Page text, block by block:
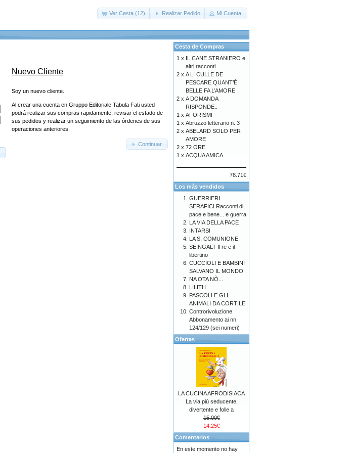
Ver Cesta (12) Realizar Pedido Mi Cuenta
Nuevo Cliente
Soy un nuevo cliente.
Al crear una cuenta en Gruppo Editoriale Tabula Fati usted
podrá realizar sus compras rapidamente, revisar el estado de
sus pedidos y realizar un seguimiento de las órdenes de sus
operaciones anteriores.
Continuar
Cesta de Compras
1 x IL CANE STRANIERO e
altri racconti
2 x A LI CULLE DE
PESCARE QUANT’È
BELLE FA L’AMORE
2 x A DOMANDA
RISPONDE..
1 x AFORISMI
1 x Abruzzo letterario n. 3
2 x ABELARD SOLO PER
AMORE
2 x 72 ORE
1 x ACQUA AMICA
78.71€
Los más vendidos
GUERRIERI
SERAFICI Racconti di
pace e bene... e guerra
LA VIA DELLA PACE
INTARSI
LA S. COMUNIONE
SEINGALT Il re e il
libertino
CUCCIOLI E BAMBINI
SALVANO IL MONDO
NA OTA NÒ...
LILITH
PASCOLI E GLI
ANIMALI DA CORTILE
Controrivoluzione
Abbonamento ai nn.
124/129 (sei numeri)
Ofertas
LA CUCINA AFRODISIACA
La via più seducente,
divertente e folle a
15.00€
14.25€
Comentarios
En este momento no hay